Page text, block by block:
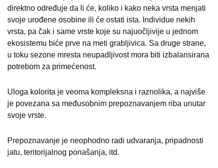
direktno određuje da li će, koliko i kako neka vrsta menjati
svoje urođene osobine ili će ostati ista. Individue nekih
vrsta, pa čak i same vrste koje su najuočljivije u jednom
ekosistemu biće prve na meti grabljivica. Sa druge strane,
u toku sezone mresta neupadljivost mora biti izbalansirana
potrebom za primećenost.
Uloga kolorita je veoma kompleksna i raznolika, a najviše
je povezana sa međusobnim prepoznavanjem riba unutar
svoje vrste.
Prepoznavanje je neophodno radi udvaranja, pripadnosti
jatu, teritorijalnog ponašanja, itd.